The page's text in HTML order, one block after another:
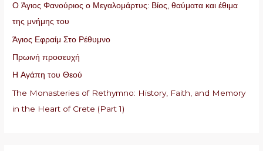
γ
ι
α
:
Ο Άγιος Φανούριος ο Μεγαλομάρτυς: Βίος, θαύματα και έθιμα
της μνήμης του
Άγιος Εφραίμ Στο Ρέθυμνο
Πρωινή προσευχή
Η Αγάπη του Θεού
The Monasteries of Rethymno: History, Faith, and Memory
in the Heart of Crete (Part 1)